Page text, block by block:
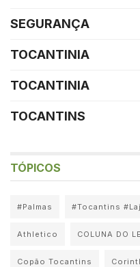
SEGURANÇA
TOCANTINIA
TOCANTINIA
TOCANTINS
TÓPICOS
#Palmas #Tocantins
Athletico COLUNA DO
Copão Tocantins